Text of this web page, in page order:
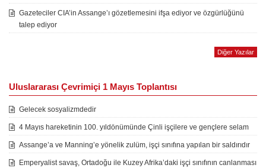
Gazeteciler CIA’in Assange’ı gözetlemesini ifşa ediyor ve özgürlüğünü
talep ediyor
Diğer Yazılar
Uluslararası Çevrimiçi 1 Mayıs Toplantısı
Gelecek sosyalizmdedir
4 Mayıs hareketinin 100. yıldönümünde Çinli işçilere ve gençlere selam
Assange’a ve Manning’e yönelik zulüm, işçi sınıfına yapılan bir saldırıdır
Emperyalist savaş, Ortadoğu ile Kuzey Afrika’daki işçi sınıfının canlanması